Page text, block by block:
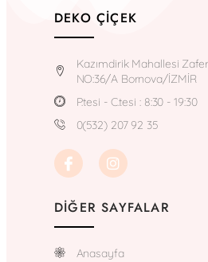
DEKO ÇIÇEK
Kazımdirik Mahallesi
NO:36/A Bornova/İZMİR
P.tesi - C.tesi : 8:30 - 19:30
0(532) 207 92 35
DIĞER SAYFALAR
Anasayfa